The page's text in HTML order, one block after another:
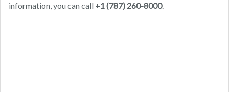
information, you can call +1 (787) 260-8000.